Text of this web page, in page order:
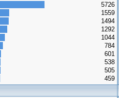
5726
1559
1494
1292
1044
784
601
538
505
459